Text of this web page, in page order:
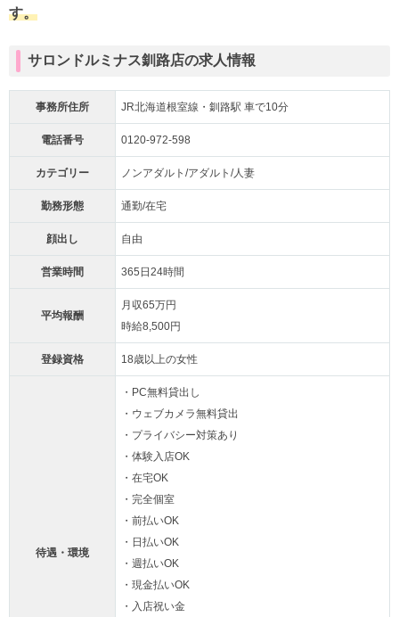
す。
サロンドルミナス釧路店の求人情報
事務所住所 JR北海道根室線・釧路駅 車で10分
電話番号 0120-972-598
カテゴリー ノンアダルト/アダルト/人妻
勤務形態 通勤/在宅
顔出し 自由
営業時間 365日24時間
平均報酬
月収65万円
時給8,500円
登録資格 18歳以上の女性
待遇・環境
・PC無料貸出し
・ウェブカメラ無料貸出
・プライバシー対策あり
・体験入店OK
・在宅OK
・完全個室
・前払いOK
・日払いOK
・週払いOK
・現金払いOK
・入店祝い金